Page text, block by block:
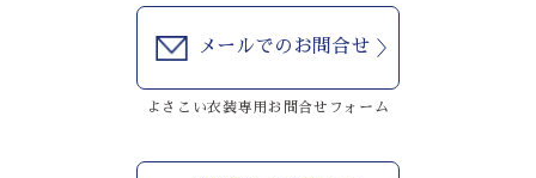
メールでのお問合せ
よさこい衣装専用お問合せフォーム